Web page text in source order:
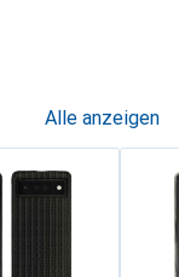
Alle anzeigen